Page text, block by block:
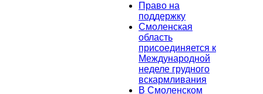
Право на
поддержку
Смоленская
область
присоединяется к
Международной
неделе грудного
вскармливания
В Смоленском